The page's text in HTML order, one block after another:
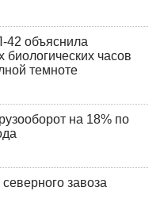
объяснила
часов
темноте
на 18% по
завоза